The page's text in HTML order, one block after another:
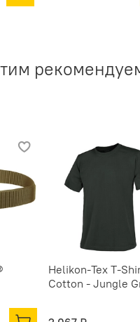
Helikon-Tex T-
Cotton - Jungle